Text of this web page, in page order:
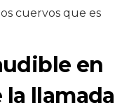
cuervos que es
en
llamada